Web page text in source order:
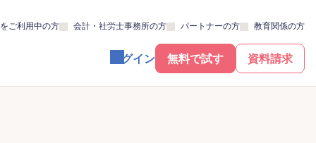
ご利用中の方 会計・社労士事務所の方 パートナーの方 教育関係の方
無料で試す 資料請求
ログイン